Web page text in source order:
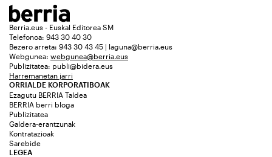
Berria.eus - Euskal Editorea SM
Telefonoa: 943 30 40 30
Bezero arreta: 943 30 43 45 | laguna@berria.eus
Webgunea: webgunea@berria.eus
Publizitatea: publi@bidera.eus
Harremanetan jarri
ORRIALDE KORPORATIBOAK
Ezagutu BERRIA Taldea
BERRIA berri bloga
Publizitatea
Galdera-erantzunak
Kontratazioak
Sarebide
LEGEA